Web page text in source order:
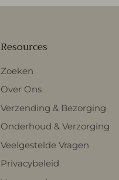
Resources
Zoeken
Over Ons
Verzending & Bezorging
Onderhoud & Verzorging
Veelgestelde Vragen
Privacybeleid